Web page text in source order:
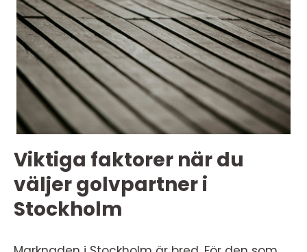
Viktiga faktorer när du
väljer golvpartner i
Stockholm